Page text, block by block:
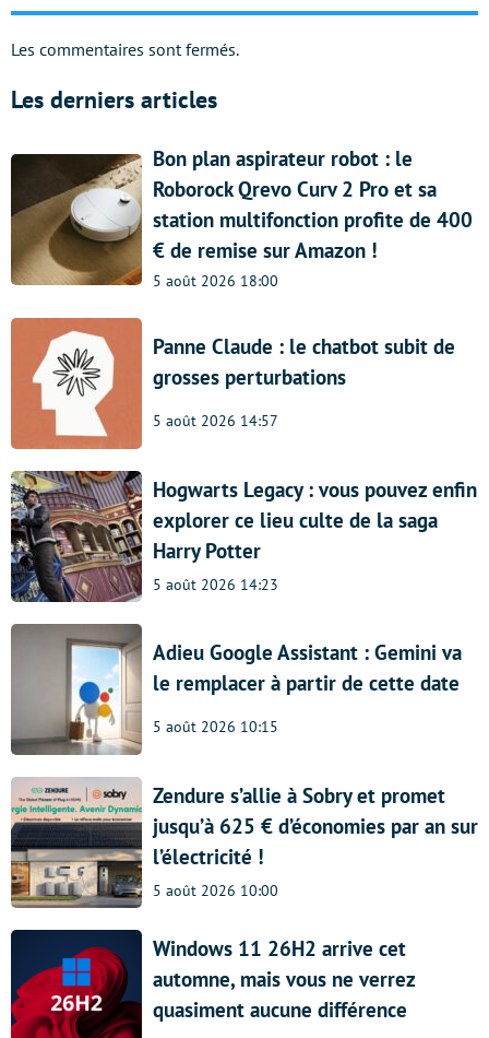
Les commentaires sont fermés.
Les derniers articles
Bon plan aspirateur robot : le
Roborock Qrevo Curv 2 Pro et sa
station multifonction profite de 400
€ de remise sur Amazon !
5 août 2026 18:00
Panne Claude : le chatbot subit de
grosses perturbations
5 août 2026 14:57
Hogwarts Legacy : vous pouvez enfin
explorer ce lieu culte de la saga
Harry Potter
5 août 2026 14:23
Adieu Google Assistant : Gemini va
le remplacer à partir de cette date
5 août 2026 10:15
Zendure s’allie à Sobry et promet
jusqu’à 625 € d’économies par an sur
l’électricité !
5 août 2026 10:00
Windows 11 26H2 arrive cet
automne, mais vous ne verrez
quasiment aucune différence